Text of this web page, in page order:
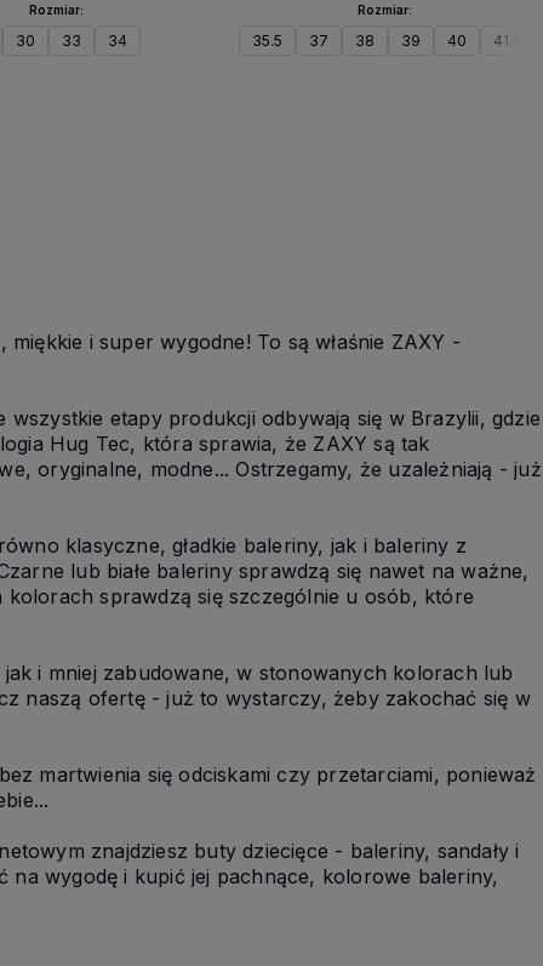
Rozmiar:
30 33 34
Rozmiar:
35.5 37 38 39 40 41.5
i super wygodne! To są właśnie ZAXY -
etapy produkcji odbywają się w Brazylii, gdzie
Hug Tec, która sprawia, że ZAXY są tak
oryginalne, modne... Ostrzegamy, że uzależniają - już
klasyczne, gładkie baleriny, jak i baleriny z
lub białe baleriny sprawdzą się nawet na ważne,
sprawdzą się szczególnie u osób, które
i mniej zabudowane, w stonowanych kolorach lub
naszą ofertę - już to wystarczy, żeby zakochać się w
martwienia się odciskami czy przetarciami, ponieważ
znajdziesz buty dziecięce - baleriny, sandały i
na wygodę i kupić jej pachnące, kolorowe baleriny,